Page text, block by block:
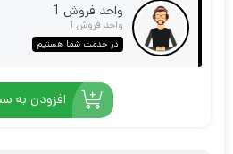
واحد فروش 1
واحد فروش 1
در خدمت شما هستیم
افزودن به